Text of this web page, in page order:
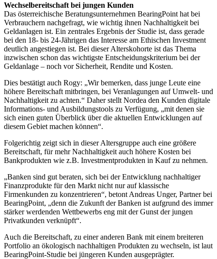
Wechselbereitschaft bei jungen Kunden
Das österreichische Beratungsunternehmen BearingPoint hat bei
Verbrauchern nachgefragt, wie wichtig ihnen Nachhaltigkeit bei
Geldanlagen ist. Ein zentrales Ergebnis der Studie ist, dass gerade
bei den 18- bis 24-Jährigen das Interesse am Ethischen Investment
deutlich angestiegen ist. Bei dieser Alterskohorte ist das Thema
inzwischen schon das wichtigste Entscheidungskriterium bei der
Geldanlage – noch vor Sicherheit, Rendite und Kosten.
Dies bestätigt auch Rogy: „Wir bemerken, dass junge Leute eine
höhere Bereitschaft mitbringen, bei Veranlagungen auf Umwelt- und
Nachhaltigkeit zu achten.“ Daher stellt Nordea den Kunden digitale
Informations- und Ausbildungstools zu Verfügung, „mit denen sie
sich einen guten Überblick über die aktuellen Entwicklungen auf
diesem Gebiet machen können“.
Folgerichtig zeigt sich in dieser Altersgruppe auch eine größere
Bereitschaft, für mehr Nachhaltigkeit auch höhere Kosten bei
Bankprodukten wie z.B. Investmentprodukten in Kauf zu nehmen.
„Banken sind gut beraten, sich bei der Entwicklung nachhaltiger
Finanzprodukte für den Markt nicht nur auf klassische
Firmenkunden zu konzentrieren“, betont Andreas Unger, Partner bei
BearingPoint, „denn die Zukunft der Banken ist aufgrund des immer
stärker werdenden Wettbewerbs eng mit der Gunst der jungen
Privatkunden verknüpft“.
Auch die Bereitschaft, zu einer anderen Bank mit einem breiteren
Portfolio an ökologisch nachhaltigen Produkten zu wechseln, ist laut
BearingPoint-Studie bei jüngeren Kunden ausgeprägter.